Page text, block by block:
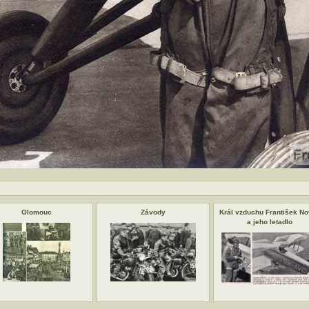
Olomouc Závody
Král vzduchu František
a jeho letadlo